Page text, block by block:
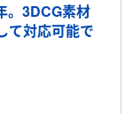
。3DCG素材
て対応可能で